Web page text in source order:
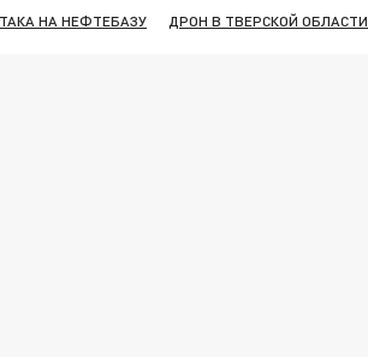
НА НЕФТЕБАЗУ ДРОН В ТВЕРСКОЙ ОБЛАСТИ